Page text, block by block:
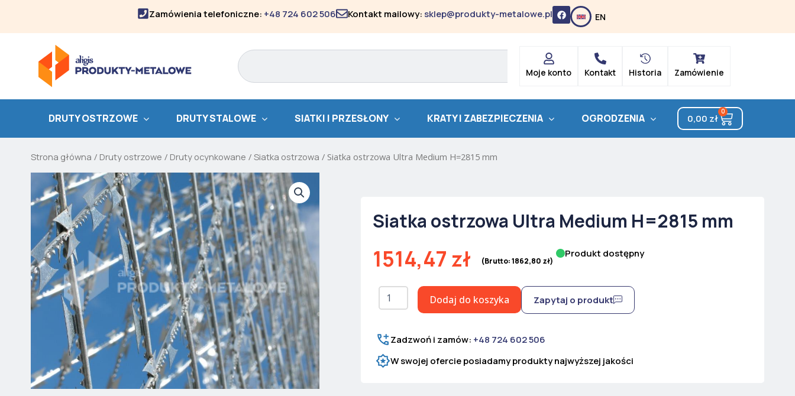
Zamówienia telefoniczne: +48 724 602 506 Kontakt mailowy: sklep@produkty-metalowe.pl F
a
c
e
k
EN
Search
Moje konto
Kontakt Historia Zamówienie
DRUTY OSTRZOWE DRUTY STALOWE SIATKI I PRZESŁONY KRATY I ZABEZPIECZENIA OGRODZENIA 0,00 zł
0
Cart
Strona główna / Druty ostrzowe / Druty ocynkowane / Siatka ostrzowa / Siatka ostrzowa Ultra Medium H=2815 mm
Siatka ostrzowa Ultra Medium H=2815 mm
1514,47 zł (Brutto:1862,80 zł)
Produkt dostępny
ilość
Siatka
Medium
mm
Dodaj do koszyka Zapytaj o produkt
Zadzwoń i zamów: +48 724 602 506
W swojej ofercie posiadamy produkty najwyższej jakości